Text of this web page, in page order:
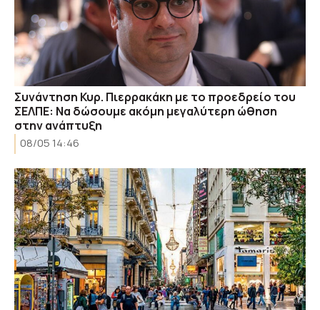
Συνάντηση Κυρ. Πιερρακάκη με το προεδρείο του
ΣΕΛΠΕ: Να δώσουμε ακόμη μεγαλύτερη ώθηση
στην ανάπτυξη
08/05 14:46